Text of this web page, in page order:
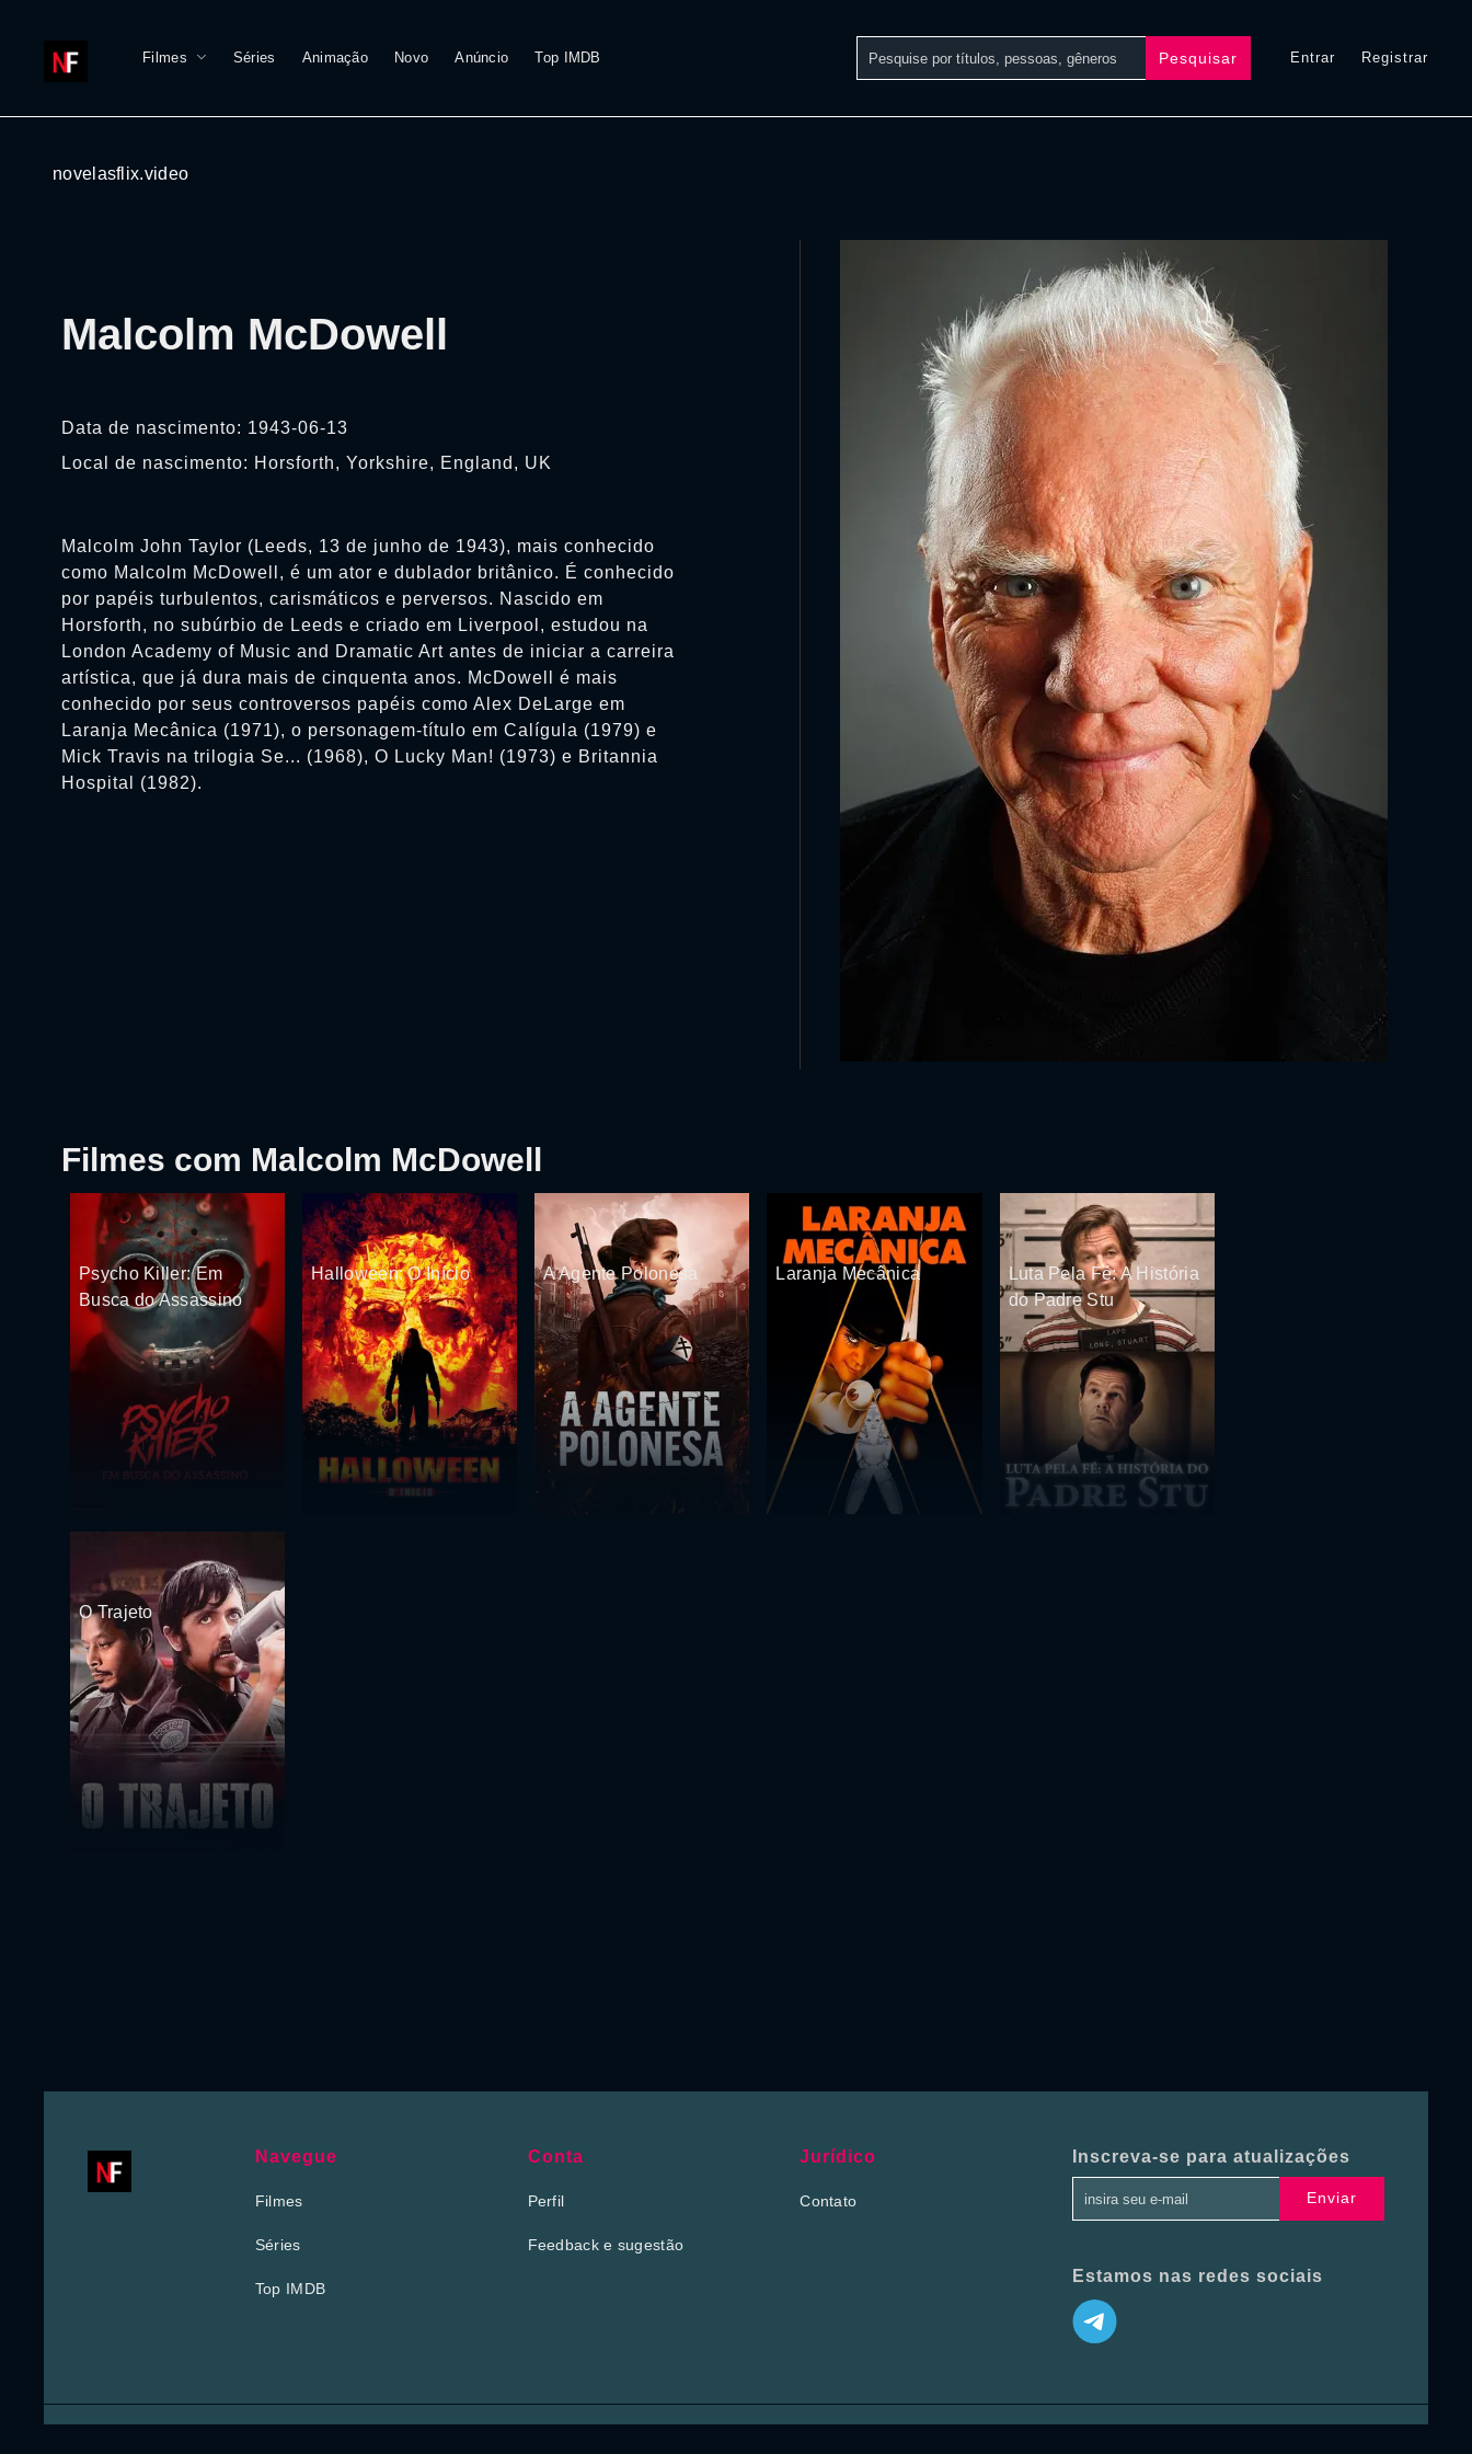
Filmes Séries Animação Novo Anúncio Top IMDB Pesquisar Entrar Registrar
novelasflix.video
Malcolm McDowell
Data de nascimento: 1943-06-13
Local de nascimento: Horsforth, Yorkshire, England, UK
Malcolm John Taylor (Leeds, 13 de junho de 1943), mais conhecido
como Malcolm McDowell, é um ator e dublador britânico. É conhecido
por papéis turbulentos, carismáticos e perversos. Nascido em
Horsforth, no subúrbio de Leeds e criado em Liverpool, estudou na
London Academy of Music and Dramatic Art antes de iniciar a carreira
artística, que já dura mais de cinquenta anos. McDowell é mais
conhecido por seus controversos papéis como Alex DeLarge em
Laranja Mecânica (1971), o personagem-título em Calígula (1979) e
Mick Travis na trilogia Se... (1968), O Lucky Man! (1973) e Britannia
Hospital (1982).
Filmes com Malcolm McDowell
Psycho Killer: Em
Busca do Assassino
Halloween: O Início A Agente Polonesa Laranja Mecânica
Luta Pela Fé: A História
do Padre Stu
O Trajeto
Navegue
Filmes
Séries
Top IMDB
Conta
Perfil
Feedback e sugestão
Jurídico
Contato
Inscreva-se para atualizações
Enviar
Estamos nas redes sociais